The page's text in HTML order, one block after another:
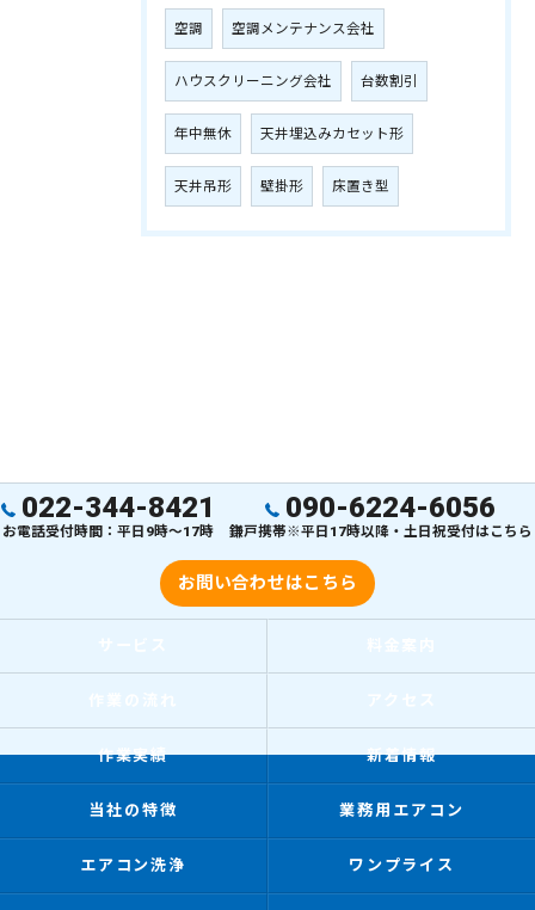
空調 空調メンテナンス会社
ハウスクリーニング会社 台数割引
年中無休 天井埋込みカセット形
天井吊形 壁掛形 床置き型
022-344-8421
お電話受付時間：平日9時～17時
090-6224-6056
鎌戸携帯※平日17時以降・土日祝受付はこちら
お問い合わせはこちら
作業実績 新着情報
当社の特徴 業務用エアコン
エアコン洗浄 ワンプライス